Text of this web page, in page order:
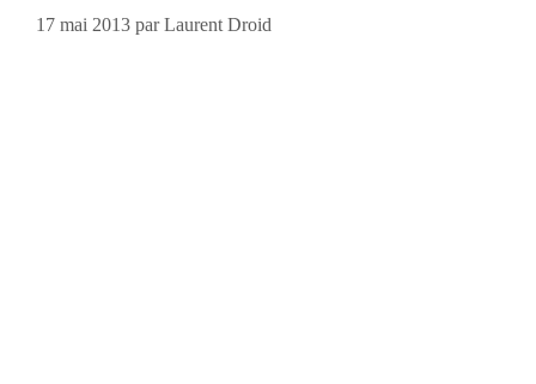
17 mai 2013 parLaurent Droid